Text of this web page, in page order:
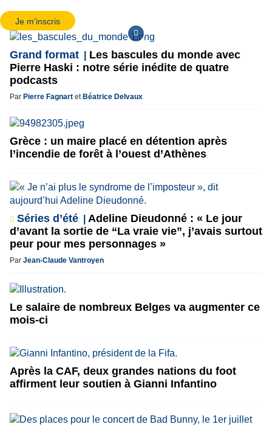
Je m'inscris
Grand format
Les bascules du monde avec
Pierre Haski : notre série inédite de quatre
podcasts
Par Pierre Fagnart et Béatrice Delvaux
Grèce : un maire placé en détention après
l’incendie de forêt à l’ouest d’Athènes
Séries d’été
Adeline Dieudonné : « Le jour
d’avant la sortie de “La vraie vie”, j’avais surtout
peur pour mes personnages »
Par Jean-Claude Vantroyen
Le salaire de nombreux Belges va augmenter ce
mois-ci
Après la CAF, deux grandes nations du foot
affirment leur soutien à Gianni Infantino